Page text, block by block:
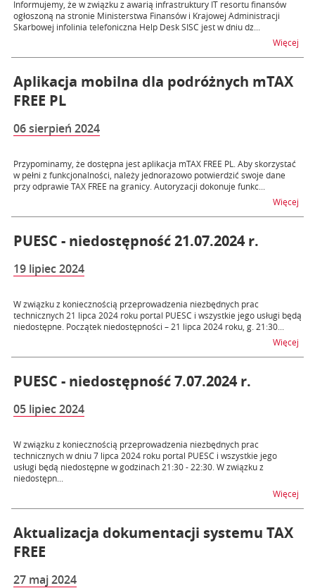
Informujemy, że w związku z awarią infrastruktury IT resortu finansów
ogłoszoną na stronie Ministerstwa Finansów i Krajowej Administracji
Skarbowej infolinia telefoniczna Help Desk SISC jest w dniu dz...
Więcej
Aplikacja mobilna dla podróżnych mTAX
FREE PL
06 sierpień 2024
Przypominamy, że dostępna jest aplikacja mTAX FREE PL. Aby skorzystać
w pełni z funkcjonalności, należy jednorazowo potwierdzić swoje dane
przy odprawie TAX FREE na granicy. Autoryzacji dokonuje funkc...
Więcej
PUESC - niedostępność 21.07.2024 r.
19 lipiec 2024
W związku z koniecznością przeprowadzenia niezbędnych prac
technicznych 21 lipca 2024 roku portal PUESC i wszystkie jego usługi będą
niedostępne. Początek niedostępności – 21 lipca 2024 roku, g. 21:30...
Więcej
PUESC - niedostępność 7.07.2024 r.
05 lipiec 2024
W związku z koniecznością przeprowadzenia niezbędnych prac
technicznych w dniu 7 lipca 2024 roku portal PUESC i wszystkie jego
usługi będą niedostępne w godzinach 21:30 - 22:30. W związku z
niedostępn...
Więcej
Aktualizacja dokumentacji systemu TAX
FREE
27 maj 2024